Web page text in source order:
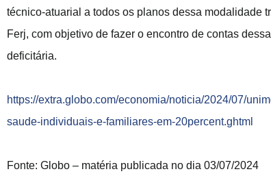
técnico-atuarial a todos os planos dessa modalidade
Ferj, com objetivo de fazer o encontro de contas
deficitária.
https://extra.globo.com/economia/noticia/2024/07/
saude-individuais-e-familiares-em-20percent.ghtml
Fonte: Globo – matéria publicada no dia 03/07/2024